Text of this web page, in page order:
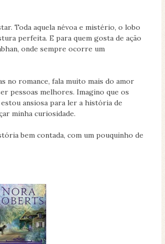
Toda aquela névoa e mistério, o lobo
perfeita. E para quem gosta de ação
onde sempre ocorre um
no romance, fala muito mais do amor
pessoas melhores. Imagino que os
ansiosa para ler a história de
minha curiosidade.
bem contada, com um pouquinho de